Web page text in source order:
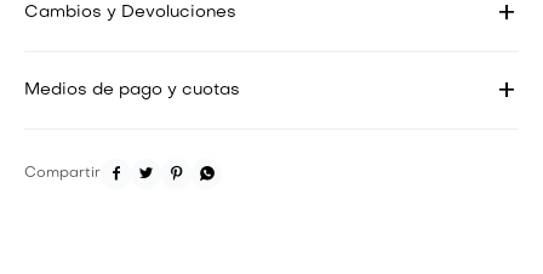
Cambios y Devoluciones
Medios de pago y cuotas
   